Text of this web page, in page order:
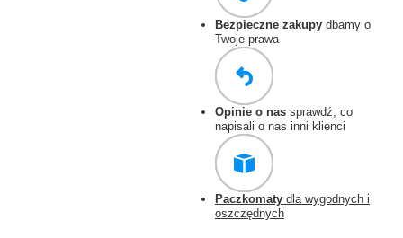
Bezpieczne zakupy dbamy o
Twoje prawa
Opinie o nas sprawdź, co
napisali o nas inni klienci
Paczkomaty dla wygodnych i
oszczędnych